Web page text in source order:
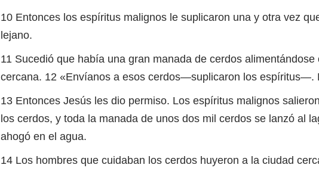
10 Entonces los espíritus malignos le suplicaron una y otra vez
lejano.
11 Sucedió que había una gran manada de cerdos alimentándose
cercana. 12 «Envíanos a esos cerdos—suplicaron los espíritus—.
13 Entonces Jesús les dio permiso. Los espíritus malignos
los cerdos, y toda la manada de unos dos mil cerdos se lanzó al
ahogó en el agua.
14 Los hombres que cuidaban los cerdos huyeron a la ciudad